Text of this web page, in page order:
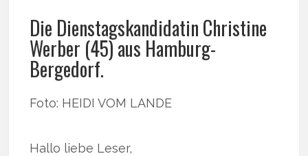
Die Dienstagskandidatin Christine
Werber (45) aus Hamburg-
Bergedorf.
Foto: HEIDI VOM LANDE
Hallo liebe Leser,